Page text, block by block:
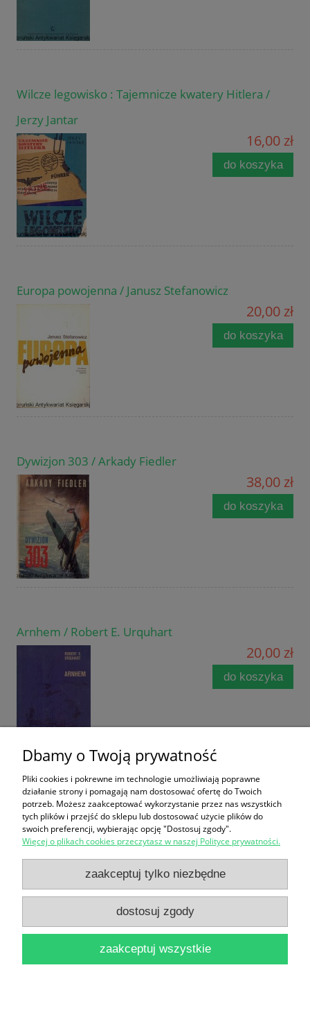
Wilcze legowisko : Tajemnicze kwatery Hitlera /
Jerzy Jantar
16,00 zł
do koszyka
Europa powojenna / Janusz Stefanowicz
20,00 zł
do koszyka
Dywizjon 303 / Arkady Fiedler
38,00 zł
do koszyka
Arnhem / Robert E. Urquhart
20,00 zł
do koszyka
Zbiory metrologiczne / Anetta Bolechowska
28,00 zł
do koszyka
Dbamy o Twoją prywatność
Pliki cookies i pokrewne im technologie umożliwiają poprawne
działanie strony i pomagają nam dostosować ofertę do Twoich
potrzeb. Możesz zaakceptować wykorzystanie przez nas wszystkich
tych plików i przejść do sklepu lub dostosować użycie plików do
swoich preferencji, wybierając opcję "Dostosuj zgody".
Więcej o plikach cookies przeczytasz w naszej Polityce prywatności.
zaakceptuj tylko niezbędne
dostosuj zgody
zaakceptuj wszystkie